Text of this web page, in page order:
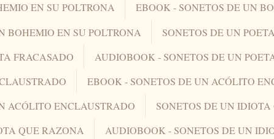
EN SU POLTRONA
EBOOK - SONETOS DE UN
BOHEMIO EN SU POLTRONA
SONETOS DE UN
FRACASADO
AUDIOBOOK - SONETOS DE UN
EBOOK - SONETOS DE UN ACÓLITO
ACÓLITO ENCLAUSTRADO
SONETOS DE UN
QUE RAZONA
AUDIOBOOK - SONETOS DE UN